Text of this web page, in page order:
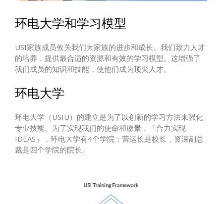
环电大学和学习模型
USI家族成员攸关我们大家族的进步和成长。我们致力人才
的培养，提供最合适的资源和有效的学习模型。这增强了
我们成员的知识和技能，使他们成为顶尖人才。
环电大学
环电大学（USIU）的建立是为了以创新的学习方法来强化
专业技能。为了实现我们的使命和愿景，「合力实现
IDEAS」，环电大学有4个学院；营运长是校长，资深副总
裁是四个学院的院长。